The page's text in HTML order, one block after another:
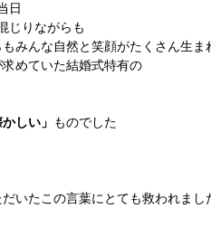
日
じりながらも
みんな自然と笑顔がたくさん生ま
めていた結婚式特有の
しい」 ものでした
いたこの言葉にとても救われまし